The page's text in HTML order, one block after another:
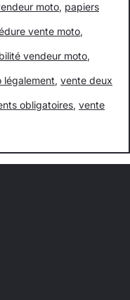
moto, papiers
vente moto,
vendeur moto,
légalement, vente deux
obligatoires, vente